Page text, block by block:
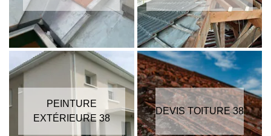
PEINTURE
EXTÉRIEURE 38
DEVIS TOITURE 38